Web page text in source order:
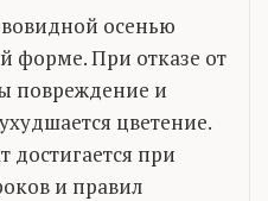
осенью
форме. При отказе от
повреждение и
цветение.
при
и правил